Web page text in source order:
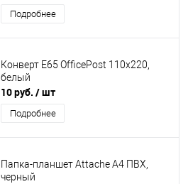
Подробнее
Конверт E65 OfficePost 110х220,
белый
10 руб. / шт
Подробнее
Папка-планшет Attache А4 ПВХ,
черный